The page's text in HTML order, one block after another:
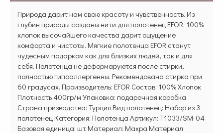
Природа дарит нам свою красоту и чувственность. Из
глубин природы созданы нити для полотенец EFOR. 100%
хлопок высочайшего качества дарит ощущение
комфорта и чистоты. Мягкие полотенца EFOR станут
чудесным подарком как для близких людей, так и для
себя. Полотенца не деформаруются после стирки,
полностью гипоаллергенны. Рекомендована стирка при
60 градусах. Производитель: EFOR Состав: 100% Хлопок
Плотность 400гр/м Упаковка: подарочная коробка
Страна призводства: Турция Вид полотенец: Набор из 3
полотенец Категория: Полотенца Артикул: T1033/SM-04
Базовая единица: шт Материал: Махра Материал